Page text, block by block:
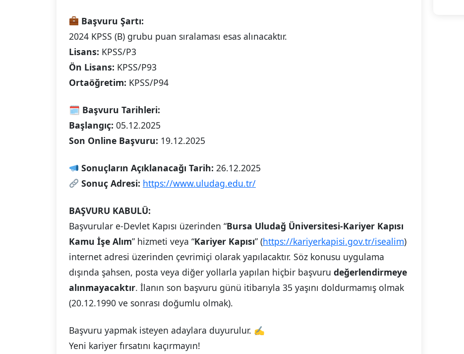
Başvuru Şartı:
2024 KPSS (B) grubu puan sıralaması esas alınacaktır.
Lisans: KPSS/P3
Ön Lisans: KPSS/P93
Ortaöğretim: KPSS/P94
🗓 Başvuru Tarihleri:
Başlangıç: 05.12.2025
Son Online Başvuru: 19.12.2025
Sonuçların Açıklanacağı Tarih: 26.12.2025
Sonuç Adresi: https://www.uludag.edu.tr/
BAŞVURU KABULÜ:
Başvurular e-Devlet Kapısı üzerinden “Bursa Uludağ Üniversitesi-Kariyer Kapısı
Kamu İşe Alım” hizmeti veya “Kariyer Kapısı” (https://kariyerkapisi.gov.tr/isealim)
internet adresi üzerinden çevrimiçi olarak yapılacaktır. Söz konusu uygulama
dışında şahsen, posta veya diğer yollarla yapılan hiçbir başvuru değerlendirmeye
alınmayacaktır. İlanın son başvuru günü itibarıyla 35 yaşını doldurmamış olmak
(20.12.1990 ve sonrası doğumlu olmak).
Başvuru yapmak isteyen adaylara duyurulur. ✍
Yeni kariyer fırsatını kaçırmayın!